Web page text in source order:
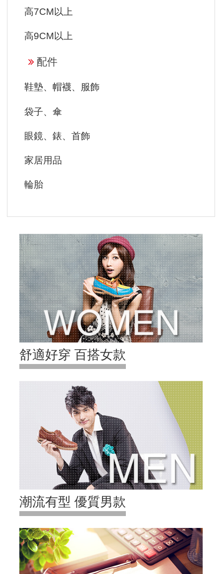
高7CM以上
高9CM以上
配件
鞋墊、帽襪、服飾
袋子、傘
眼鏡、錶、首飾
家居用品
輪胎
舒適好穿 百搭女款
潮流有型 優質男款